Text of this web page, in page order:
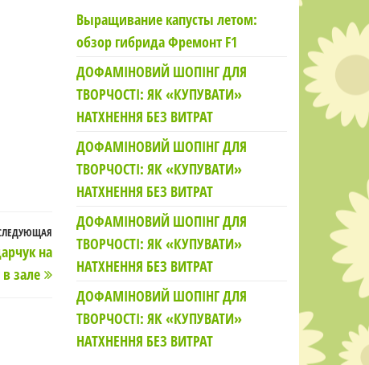
Следующая
запись
на
зале
Выращивание капусты летом:
обзор гибрида Фремонт F1
ДОФАМІНОВИЙ ШОПІНГ ДЛЯ
ТВОРЧОСТІ: ЯК «КУПУВАТИ»
НАТХНЕННЯ БЕЗ ВИТРАТ
ДОФАМІНОВИЙ ШОПІНГ ДЛЯ
ТВОРЧОСТІ: ЯК «КУПУВАТИ»
НАТХНЕННЯ БЕЗ ВИТРАТ
ДОФАМІНОВИЙ ШОПІНГ ДЛЯ
ТВОРЧОСТІ: ЯК «КУПУВАТИ»
НАТХНЕННЯ БЕЗ ВИТРАТ
ДОФАМІНОВИЙ ШОПІНГ ДЛЯ
ТВОРЧОСТІ: ЯК «КУПУВАТИ»
НАТХНЕННЯ БЕЗ ВИТРАТ